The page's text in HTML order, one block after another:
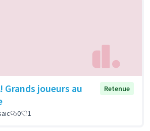
Grands joueurs au
Retenue
0 1